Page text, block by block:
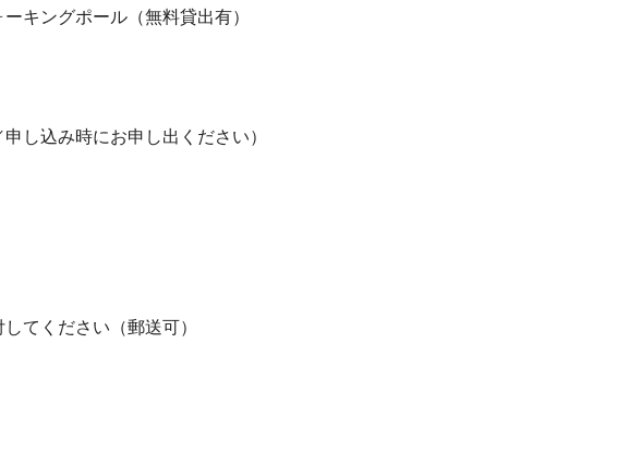
キングポール（無料貸出有）
し込み時にお申し出ください）
てください（郵送可）